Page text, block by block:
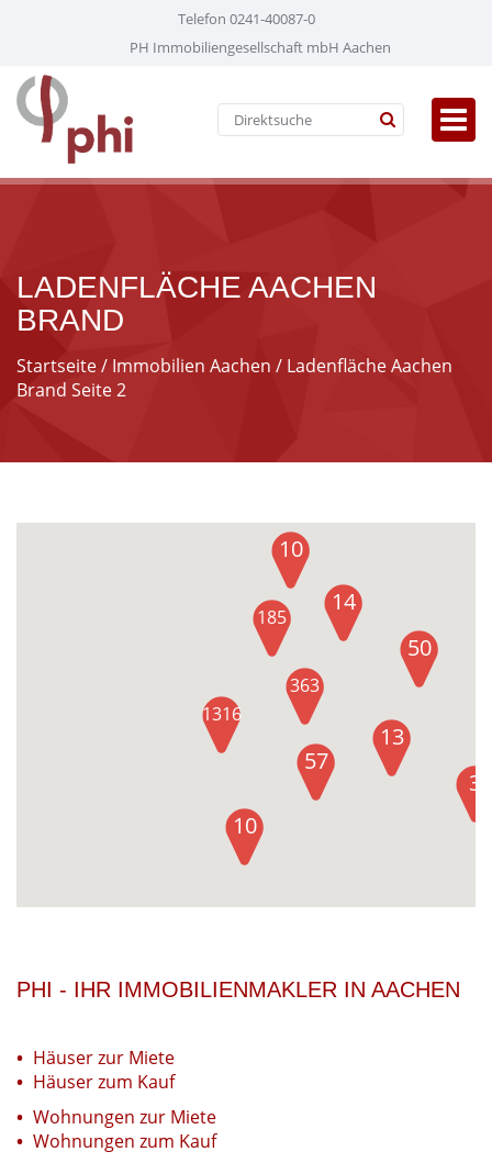
Telefon 0241-40087-0
PH Immobiliengesellschaft mbH Aachen
LADENFLÄCHE AACHEN
BRAND
Startseite/ Immobilien Aachen / Ladenfläche Aachen
Brand Seite 2
363
1316
57
13
50
185
10
3
10
14
PHI - IHR IMMOBILIENMAKLER IN AACHEN
Häuser zur Miete
Häuser zum Kauf
Wohnungen zur Miete
Wohnungen zum Kauf